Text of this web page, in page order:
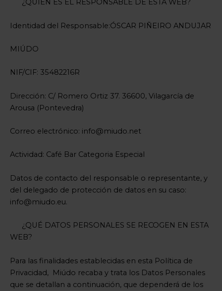
¿QUIÉN ES EL RESPONSABLE DE ESTA WEB?
Identidad del Responsable:ÓSCAR PIÑEIRO ANDUJAR
MIÚDO
NIF/CIF: 35482216R
Dirección: C/ Romero Ortiz 37. 36600, Vilagarcía de
Arousa (Pontevedra)
Correo electrónico: info@miudo.net
Actividad: Café Bar Categoria Especial
Datos de contacto del responsable o representante, y
del delegado de protección de datos en su caso:
info@miudo.eu.
¿QUÉ DATOS PERSONALES SE RECOGEN EN ESTA
WEB?
Para las finalidades establecidas en esta Política de
Privacidad, Miúdo recaba y trata los Datos Personales
que se detallan a continuación, que dependerá de los